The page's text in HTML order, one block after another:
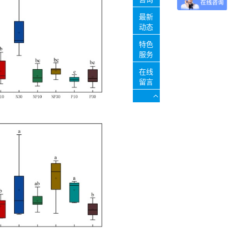
最新
动态
特色
服务
在线
留言